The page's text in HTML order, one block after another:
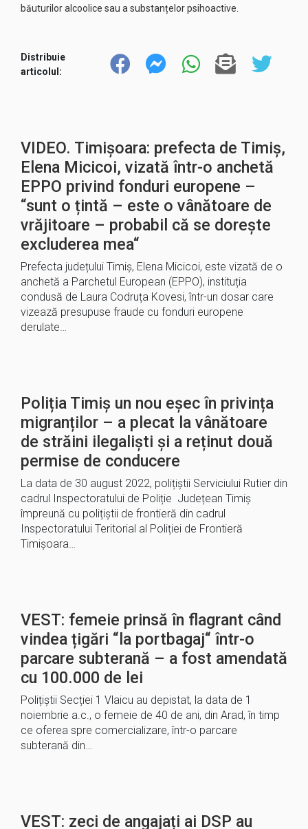
băuturilor alcoolice sau a substanțelor psihoactive.
Distribuie
articolul:
VIDEO. Timișoara: prefecta de Timiș,
Elena Micicoi, vizată într-o anchetă
EPPO privind fonduri europene –
“sunt o țintă – este o vânătoare de
vrăjitoare – probabil că se dorește
excluderea mea“
Prefecta județului Timiș, Elena Micicoi, este vizată de o
anchetă a Parchetul European (EPPO), instituția
condusă de Laura Codruța Kovesi, într-un dosar care
vizează presupuse fraude cu fonduri europene
derulate…
Poliția Timiș un nou eșec în privința
migranților – a plecat la vânătoare
de străini ilegaliști și a reținut două
permise de conducere
La data de 30 august 2022, polițiștii Serviciului Rutier din
cadrul Inspectoratului de Poliție Județean Timiș
împreună cu polițiștii de frontieră din cadrul
Inspectoratului Teritorial al Poliției de Frontieră
Timișoara…
VEST: femeie prinsă în flagrant când
vindea țigări “la portbagaj“ într-o
parcare subterană – a fost amendată
cu 100.000 de lei
Polițiștii Secției 1 Vlaicu au depistat, la data de 1
noiembrie a.c., o femeie de 40 de ani, din Arad, în timp
ce oferea spre comercializare, într-o parcare
subterană din…
VEST: zeci de angajați ai DSP au